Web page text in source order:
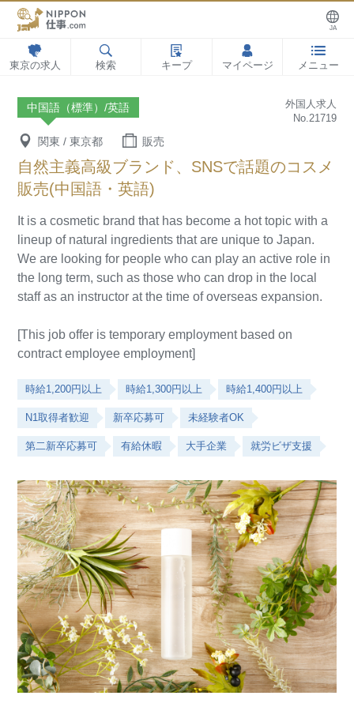
東京の求人 検索 キープ マイページ メニュー
JA
中国語（標準）/英語
外国人求人
No.21719
関東 / 東京都 販売
自然主義高級ブランド、SNSで話題のコスメ
販売(中国語・英語)
It is a cosmetic brand that has become a hot topic with a
lineup of natural ingredients that are unique to Japan.
We are looking for people who can play an active role in
the long term, such as those who can drop in the local
staff as an instructor at the time of overseas expansion.
[This job offer is temporary employment based on
contract employee employment]
時給1,200円以上 時給1,300円以上 時給1,400円以上
N1取得者歓迎 新卒応募可 未経験者OK
第二新卒応募可 有給休暇 大手企業 就労ビザ支援